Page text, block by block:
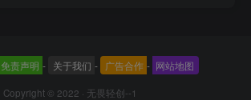
免责声明 - 关于我们 - 广告合作 - 网站地图
Copyright © 2022 · 无畏轻创--1